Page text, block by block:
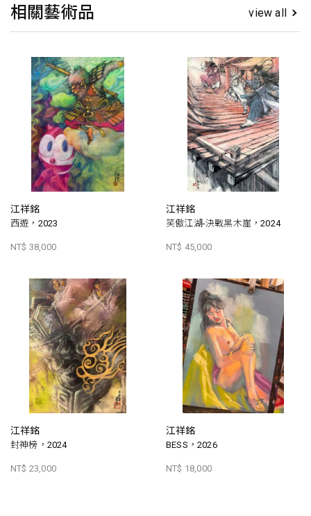
相關藝術品 view all
江祥銘
西遊，2023
NT$ 38,000
江祥銘
笑傲江湖-決戰黑木崖，2024
NT$ 45,000
江祥銘
封神榜，2024
NT$ 23,000
江祥銘
BESS，2026
NT$ 18,000